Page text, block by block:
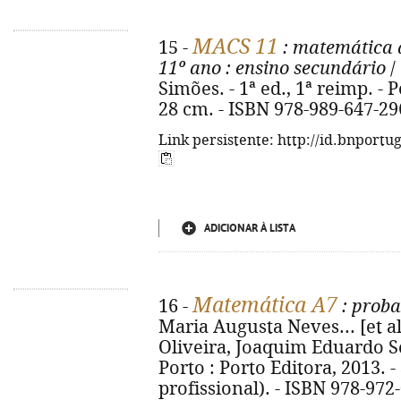
15 -MACS 11 : matemática
11º ano : ensino secundário /
Simões. - 1ª ed., 1ª reimp. -
28 cm. - ISBN 978-989-647-
Link persistente: http://
ADICIONAR À LISTA
16 -Matemática A7 :
Maria Augusta Neves... [et
Oliveira, Joaquim Eduardo
Porto : Porto Editora, 2013.
profissional). - ISBN 978-